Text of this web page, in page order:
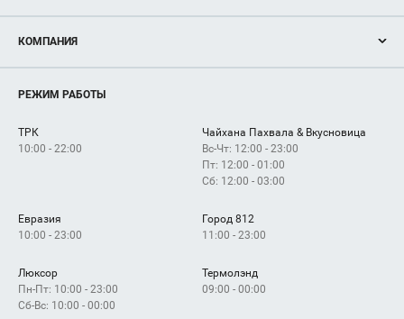
Новости
Магазины
Услуги
КОМПАНИЯ
Рекламодателям
Как добраться
РЕЖИМ РАБОТЫ
ТРК
10:00 - 22:00
Чайхана Пахвала & Вкусновица
Вс-Чт: 12:00 - 23:00
Пт: 12:00 - 01:00
Сб: 12:00 - 03:00
Евразия
10:00 - 23:00
Город 812
11:00 - 23:00
Люксор
Пн-Пт: 10:00 - 23:00
Сб-Вс: 10:00 - 00:00
Термолэнд
09:00 - 00:00